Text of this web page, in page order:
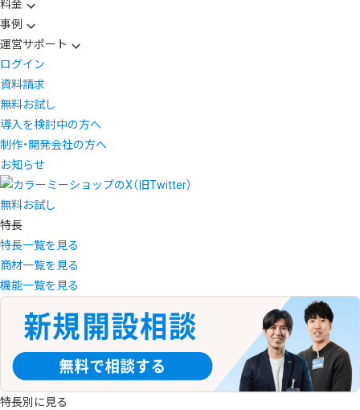
料金
事例
運営サポート
ログイン
資料請求
無料お試し
導入を検討中の方へ
制作・開発会社の方へ
お知らせ
無料お試し
特長
特長一覧を見る
商材一覧を見る
機能一覧を見る
特長別に見る